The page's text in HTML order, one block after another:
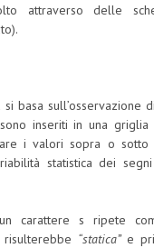
attraverso delle
si basa
inseriti in una griglia
i valori sopra o sotto
statistica dei
carattere s ripete
“statica”e